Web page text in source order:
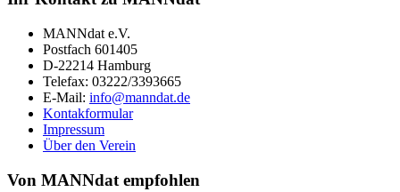
MANNdat e.V.
Postfach 601405
D-22214 Hamburg
Telefax: 03222/3393665
E-Mail: info@manndat.de
Kontakformular
Impressum
Über den Verein
Von MANNdat empfohlen